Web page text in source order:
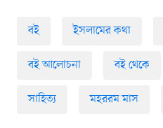
বই ইসলামের কথা
বই আলোচনা বই থেকে
সাহিত্য মহররম মাস